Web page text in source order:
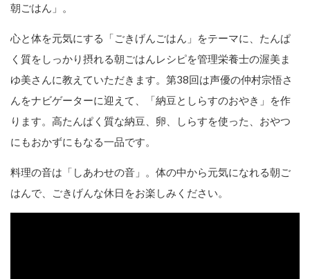
朝ごはん」。
心と体を元気にする「ごきげんごはん」をテーマに、たんぱ
く質をしっかり摂れる朝ごはんレシピを管理栄養士の渥美ま
ゆ美さんに教えていただきます。第38回は声優の仲村宗悟さ
んをナビゲーターに迎えて、「納豆としらすのおやき」を作
ります。高たんぱく質な納豆、卵、しらすを使った、おやつ
にもおかずにもなる一品です。
料理の音は「しあわせの音」。体の中から元気になれる朝ご
はんで、ごきげんな休日をお楽しみください。